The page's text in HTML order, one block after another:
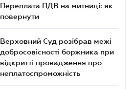
Переплата ПДВ на митниці: як
повернути
Верховний Суд розібрав межі
добросовісності боржника при
відкритті провадження про
неплатоспроможність